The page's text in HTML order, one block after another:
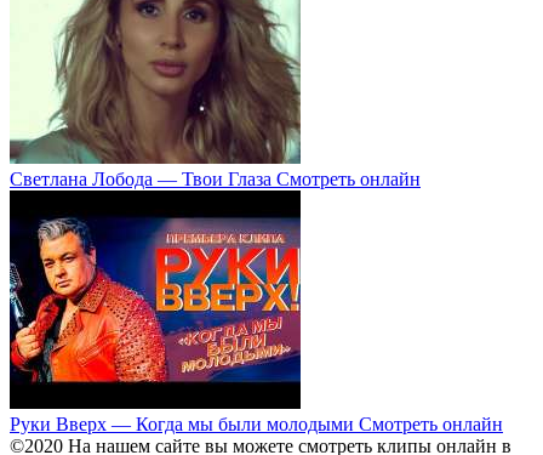
Светлана Лобода — Твои Глаза Смотреть онлайн
Руки Вверх — Когда мы были молодыми Смотреть онлайн
©2020 На нашем сайте вы можете смотреть клипы онлайн в